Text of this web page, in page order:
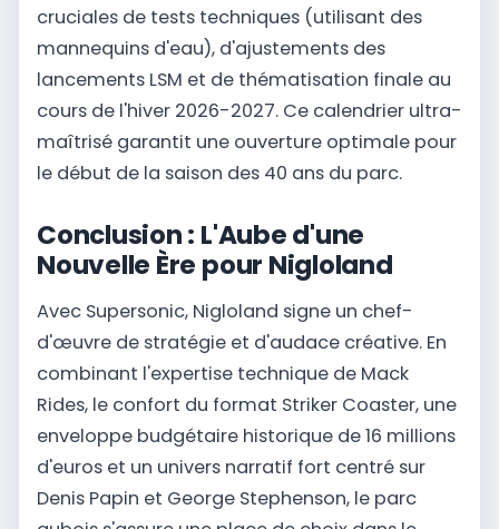
cruciales de tests techniques (utilisant des
mannequins d'eau), d'ajustements des
lancements LSM et de thématisation finale au
cours de l'hiver 2026-2027. Ce calendrier ultra-
maîtrisé garantit une ouverture optimale pour
le début de la saison des 40 ans du parc.
Conclusion : L'Aube d'une
Nouvelle Ère pour Nigloland
Avec Supersonic, Nigloland signe un chef-
d'œuvre de stratégie et d'audace créative. En
combinant l'expertise technique de Mack
Rides, le confort du format Striker Coaster, une
enveloppe budgétaire historique de 16 millions
d'euros et un univers narratif fort centré sur
Denis Papin et George Stephenson, le parc